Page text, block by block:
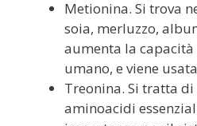
Metionina. Si trova
soia, merluzzo,
aumenta la
umano, e viene
Treonina. Si tratta
aminoacidi